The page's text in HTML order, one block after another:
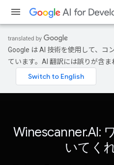
Google は AI 技術を使用して、コ
ています。AI 翻訳には誤りが含ま
Winescanner.AI:
いてく